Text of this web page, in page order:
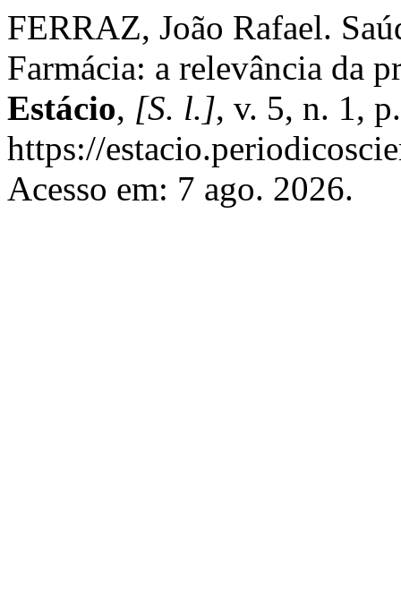
FERRAZ, João Rafael.
Farmácia: a relevância da
Estácio, [S. l.], v. 5, n. 1,
https://
Acesso em: 7 ago. 2026.